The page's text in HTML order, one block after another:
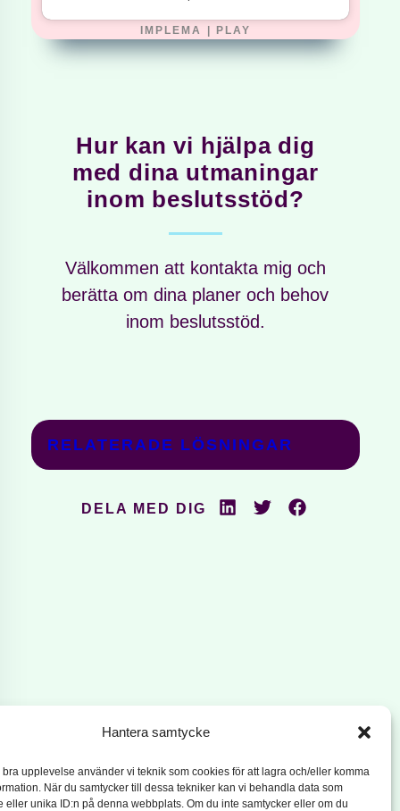
Hantera samtycke
bra upplevelse använder vi teknik som cookies för att lagra och/eller komma
När du samtycker till dessa tekniker kan vi behandla data som
eller unika ID:n på denna webbplats. Om du inte samtycker eller om du
IMPLEMA | PLAY
Hur kan vi hjälpa dig
med dina utmaningar
inom beslutsstöd?
Välkommen att kontakta mig och
berätta om dina planer och behov
inom beslutsstöd.
RELATERADE LÖSNINGAR
DELA MED DIG